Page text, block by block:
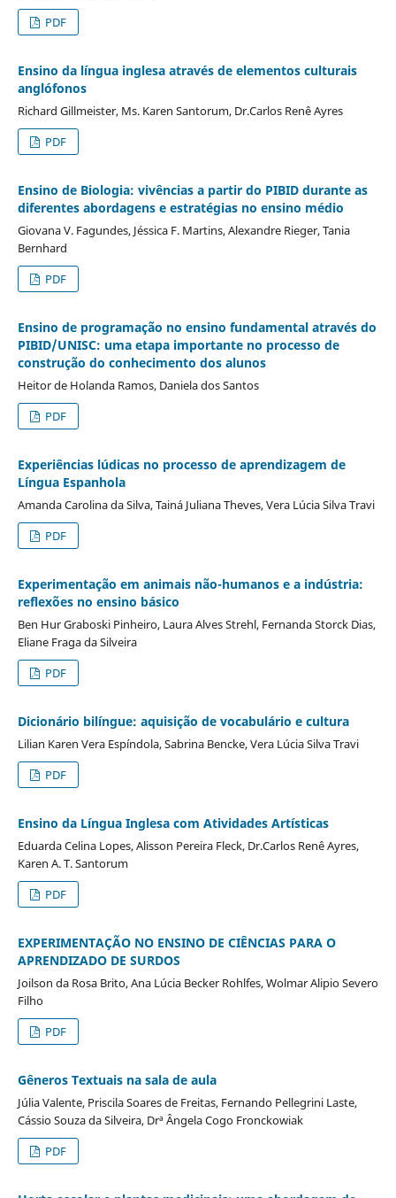
PDF
Ensino da língua inglesa através de elementos culturais
anglófonos
Richard Gillmeister, Ms. Karen Santorum, Dr.Carlos Renê Ayres
PDF
Ensino de Biologia: vivências a partir do PIBID durante as
diferentes abordagens e estratégias no ensino médio
Giovana V. Fagundes, Jéssica F. Martins, Alexandre Rieger, Tania
Bernhard
PDF
Ensino de programação no ensino fundamental através do
PIBID/UNISC: uma etapa importante no processo de
construção do conhecimento dos alunos
Heitor de Holanda Ramos, Daniela dos Santos
PDF
Experiências lúdicas no processo de aprendizagem de
Língua Espanhola
Amanda Carolina da Silva, Tainá Juliana Theves, Vera Lúcia Silva Travi
PDF
Experimentação em animais não-humanos e a indústria:
reflexões no ensino básico
Ben Hur Graboski Pinheiro, Laura Alves Strehl, Fernanda Storck Dias,
Eliane Fraga da Silveira
PDF
Dicionário bilíngue: aquisição de vocabulário e cultura
Lilian Karen Vera Espíndola, Sabrina Bencke, Vera Lúcia Silva Travi
PDF
Ensino da Língua Inglesa com Atividades Artísticas
Eduarda Celina Lopes, Alisson Pereira Fleck, Dr.Carlos Renê Ayres,
Karen A. T. Santorum
PDF
EXPERIMENTAÇÃO NO ENSINO DE CIÊNCIAS PARA O
APRENDIZADO DE SURDOS
Joilson da Rosa Brito, Ana Lúcia Becker Rohlfes, Wolmar Alipio Severo
Filho
PDF
Gêneros Textuais na sala de aula
Júlia Valente, Priscila Soares de Freitas, Fernando Pellegrini Laste,
Cássio Souza da Silveira, Drª Ângela Cogo Fronckowiak
PDF